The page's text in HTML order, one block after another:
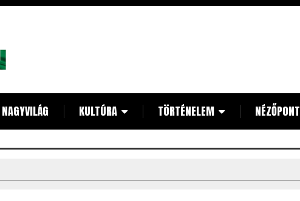
NAGYVILÁG KULTÚRA TÖRTÉNELEM NÉZŐPONT